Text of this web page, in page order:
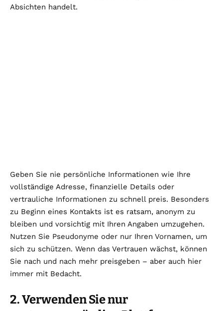
Absichten handelt.
Geben Sie nie persönliche Informationen wie Ihre
vollständige Adresse, finanzielle Details oder
vertrauliche Informationen zu schnell preis. Besonders
zu Beginn eines Kontakts ist es ratsam, anonym zu
bleiben und vorsichtig mit Ihren Angaben umzugehen.
Nutzen Sie Pseudonyme oder nur Ihren Vornamen, um
sich zu schützen. Wenn das Vertrauen wächst, können
Sie nach und nach mehr preisgeben – aber auch hier
immer mit Bedacht.
2. Verwenden Sie nur